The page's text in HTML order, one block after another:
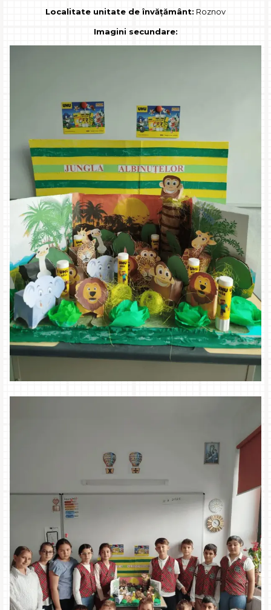
Localitate unitate de învățământ: Roznov
Imagini secundare: